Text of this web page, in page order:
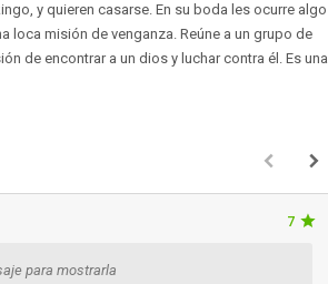
y quieren casarse. En su boda les ocurre algo
loca misión de venganza. Reúne a un grupo de
de encontrar a un dios y luchar contra él. Es una
7
para mostrarla